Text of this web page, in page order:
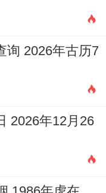
询 2026年古历7
2026年12月26